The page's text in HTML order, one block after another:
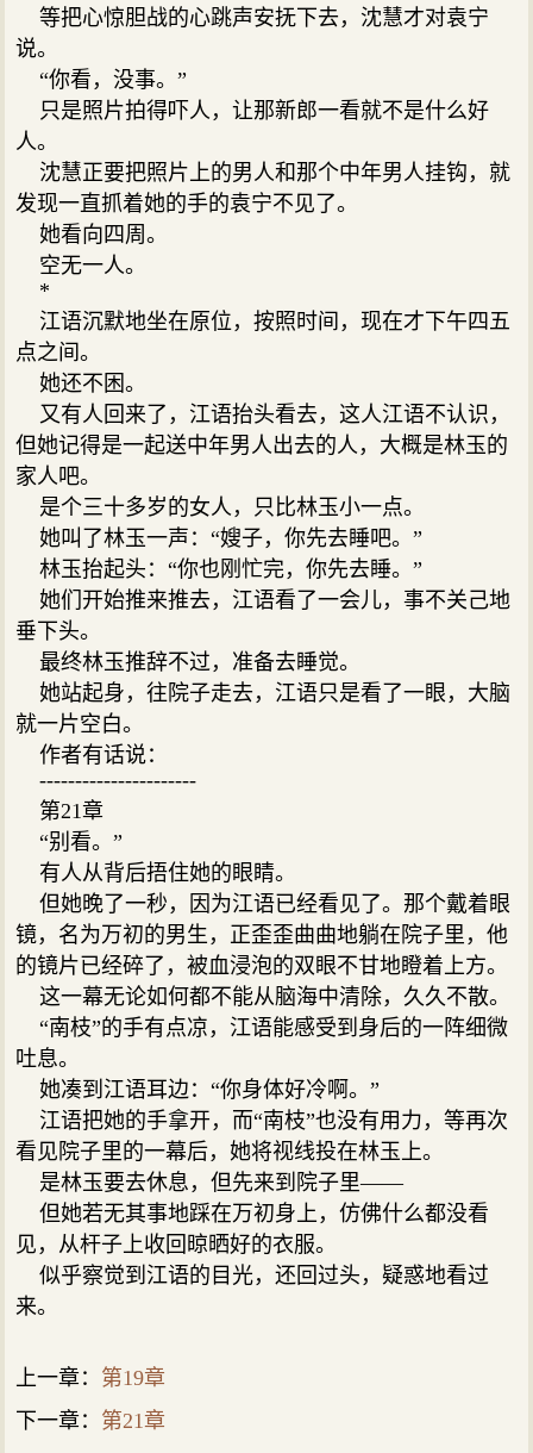
等把心惊胆战的心跳声安抚下去，沈慧才对袁宁
说。
“你看，没事。”
只是照片拍得吓人，让那新郎一看就不是什么好
人。
沈慧正要把照片上的男人和那个中年男人挂钩，就
发现一直抓着她的手的袁宁不见了。
她看向四周。
空无一人。
*
江语沉默地坐在原位，按照时间，现在才下午四五
点之间。
她还不困。
又有人回来了，江语抬头看去，这人江语不认识，
但她记得是一起送中年男人出去的人，大概是林玉的
家人吧。
是个三十多岁的女人，只比林玉小一点。
她叫了林玉一声：“嫂子，你先去睡吧。”
林玉抬起头：“你也刚忙完，你先去睡。”
她们开始推来推去，江语看了一会儿，事不关己地
垂下头。
最终林玉推辞不过，准备去睡觉。
她站起身，往院子走去，江语只是看了一眼，大脑
就一片空白。
作者有话说：
----------------------
第21章
“别看。”
有人从背后捂住她的眼睛。
但她晚了一秒，因为江语已经看见了。那个戴着眼
镜，名为万初的男生，正歪歪曲曲地躺在院子里，他
的镜片已经碎了，被血浸泡的双眼不甘地瞪着上方。
这一幕无论如何都不能从脑海中清除，久久不散。
“南枝”的手有点凉，江语能感受到身后的一阵细微
吐息。
她凑到江语耳边：“你身体好冷啊。”
江语把她的手拿开，而“南枝”也没有用力，等再次
看见院子里的一幕后，她将视线投在林玉上。
是林玉要去休息，但先来到院子里——
但她若无其事地踩在万初身上，仿佛什么都没看
见，从杆子上收回晾晒好的衣服。
似乎察觉到江语的目光，还回过头，疑惑地看过
来。
上一章： 第19章
下一章： 第21章